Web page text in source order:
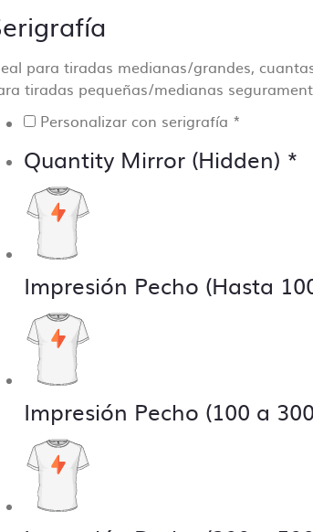
para tiradas medianas/grandes,
tiradas pequeñas/medianas
Personalizar con serigrafía *
Quantity Mirror (Hidden) *
Impresión Pecho (Hasta
Impresión Pecho (100 a